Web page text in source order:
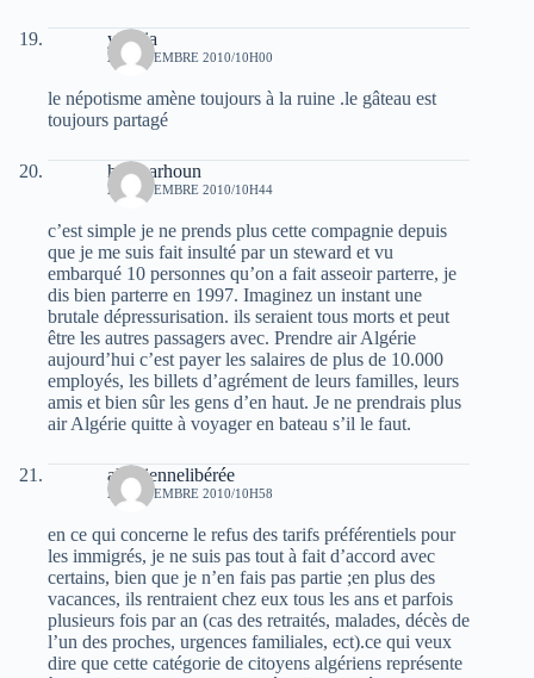
yahyia
25 NOVEMBRE 2010/10H00
le népotisme amène toujours à la ruine .le gâteau est
toujours partagé
hend arhoun
25 NOVEMBRE 2010/10H44
c’est simple je ne prends plus cette compagnie depuis
que je me suis fait insulté par un steward et vu
embarqué 10 personnes qu’on a fait asseoir parterre, je
dis bien parterre en 1997. Imaginez un instant une
brutale dépressurisation. ils seraient tous morts et peut
être les autres passagers avec. Prendre air Algérie
aujourd’hui c’est payer les salaires de plus de 10.000
employés, les billets d’agrément de leurs familles, leurs
amis et bien sûr les gens d’en haut. Je ne prendrais plus
air Algérie quitte à voyager en bateau s’il le faut.
algériennelibérée
25 NOVEMBRE 2010/10H58
en ce qui concerne le refus des tarifs préférentiels pour
les immigrés, je ne suis pas tout à fait d’accord avec
certains, bien que je n’en fais pas partie ;en plus des
vacances, ils rentraient chez eux tous les ans et parfois
plusieurs fois par an (cas des retraités, malades, décès de
l’un des proches, urgences familiales, ect).ce qui veux
dire que cette catégorie de citoyens algériens représente